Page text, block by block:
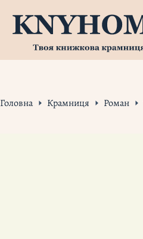
вмісту
Головна Крамниця Роман